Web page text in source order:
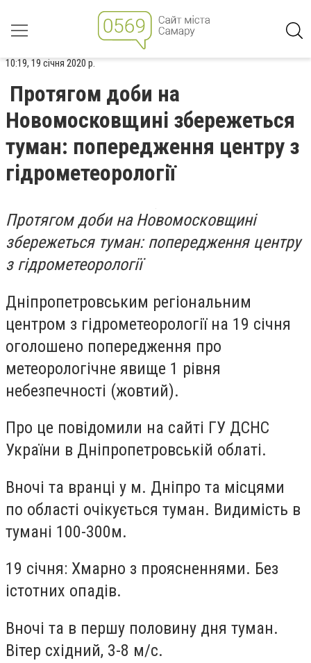
10:19, 19 січня 2020 р.
Протягом доби на
Новомосковщині збережеться
туман: попередження центру з
гідрометеорології
Протягом доби на Новомосковщині
збережеться туман: попередження центру
з гідрометеорології
Дніпропетровським регіональним
центром з гідрометеорології на 19 січня
оголошено попередження про
метеорологічне явище 1 рівня
небезпечності (жовтий).
Про це повідомили на сайті ГУ ДСНС
України в Дніпропетровській облаті.
Вночі та вранці у м. Дніпро та місцями
по області очікується туман. Видимість в
тумані 100-300м.
19 січня: Хмарно з проясненнями. Без
істотних опадів.
Вночі та в першу половину дня туман.
Вітер східний, 3-8 м/с.